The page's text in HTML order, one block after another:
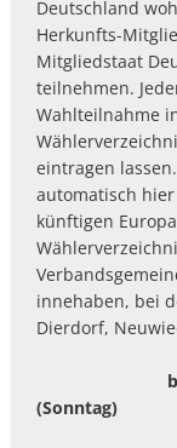
Deutschland
Herkunfts-
Mitgliedstaat
teilnehmen.
Wahlteilnahme
eintragen
automatisch
künftigen
innehaben, bei
Dierdorf,
bis
(Sonntag)